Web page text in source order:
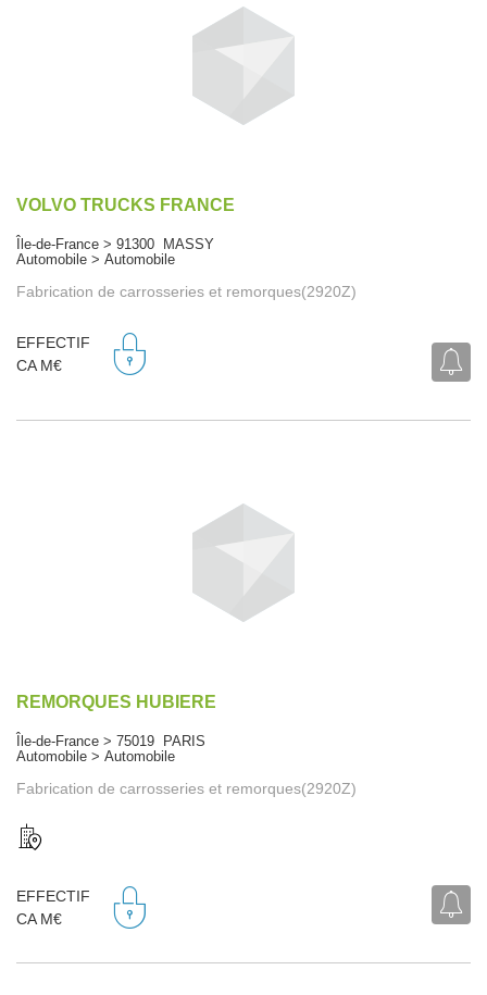
VOLVO TRUCKS FRANCE
Île-de-France > 91300 MASSY
Automobile > Automobile
Fabrication de carrosseries et remorques(2920Z)
EFFECTIF
CA M€
REMORQUES HUBIERE
Île-de-France > 75019 PARIS
Automobile > Automobile
Fabrication de carrosseries et remorques(2920Z)
EFFECTIF
CA M€